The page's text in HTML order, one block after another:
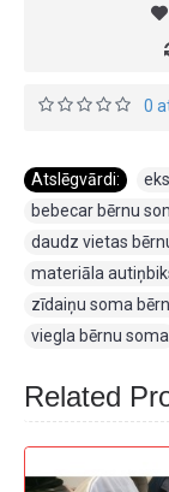
0
Atslēgvārdi:
bebecar bērnu
daudz vietas
materiāla
zīdaiņu soma
viegla bērnu soma
Related